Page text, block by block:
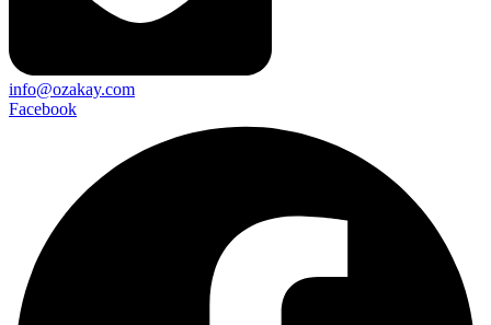
info@ozakay.com
Facebook